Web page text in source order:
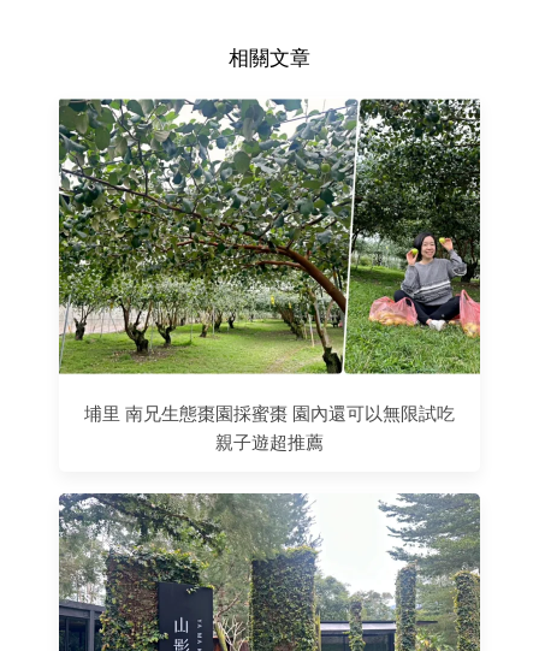
相關文章
埔里 南兄生態棗園採蜜棗 園內還可以無限試吃
親子遊超推薦